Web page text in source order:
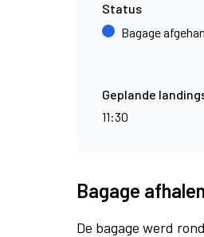
Status
Bagage
Geplande
11:30
Bagage
De bagage werd